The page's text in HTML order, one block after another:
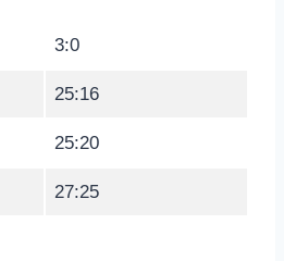
3:0
25:16
25:20
27:25